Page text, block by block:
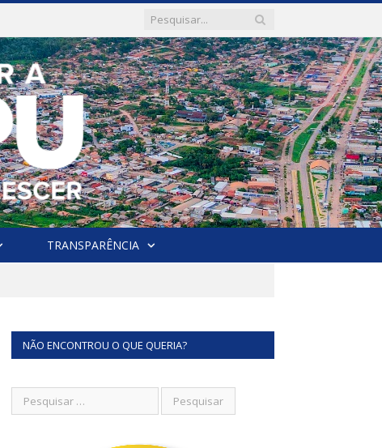
TRANSPARÊNCIA
NÃO ENCONTROU O QUE QUERIA?